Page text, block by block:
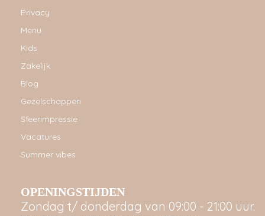
Privacy
Menu
Kids
Zakelijk
Blog
Gezelschappen
Sfeerimpressie
Vacatures
Summer vibes
OPENINGSTIJDEN
Zondag t/ donderdag van 09:00 - 21:00 uur.